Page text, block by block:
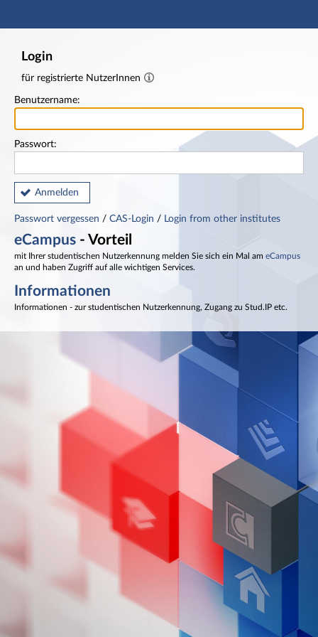
Hauptnavigation
Login
für registrierte NutzerInnen
Benutzername:
Passwort:
Anmelden
Passwort vergessen / CAS-Login / Login from other institutes
eCampus - Vorteil
mit Ihrer studentischen Nutzerkennung melden Sie sich ein Mal am eCampus
an und haben Zugriff auf alle wichtigen Services.
Informationen
Informationen - zur studentischen Nutzerkennung, Zugang zu Stud.IP etc.